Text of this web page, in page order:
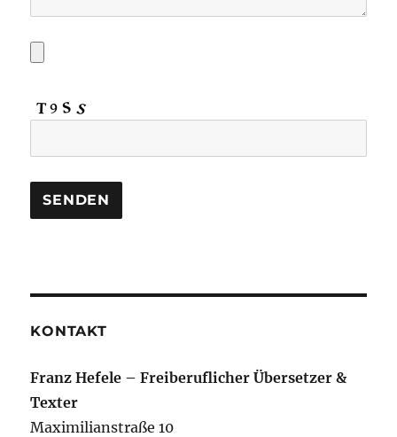
KONTAKT
Franz Hefele – Freiberuflicher Übersetzer &
Texter
Maximilianstraße 10